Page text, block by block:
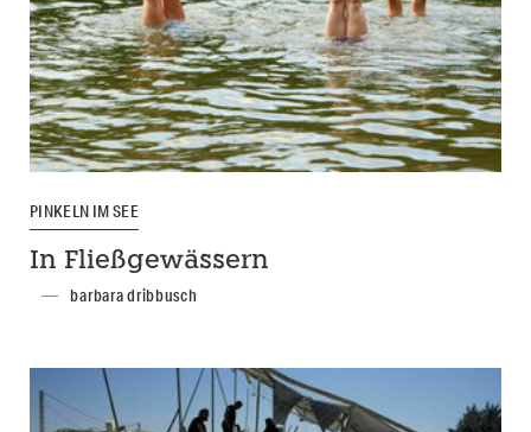
PINKELN IM SEE
In Fließgewässern
barbara dribbusch